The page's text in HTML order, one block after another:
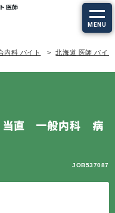
医師
MENU
内科 バイト 北海道 医師 バイト
直 一般内科 病
JOB537087